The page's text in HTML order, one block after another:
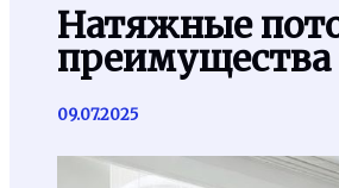
Натяжные
преимущества
09.07.2025